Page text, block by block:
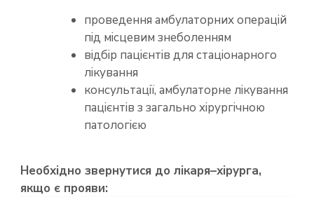
проведення амбулаторних операцій
під місцевим знеболенням
відбір пацієнтів для стаціонарного
лікування
консультації, амбулаторне лікування
пацієнтів з загально хірургічною
патологією
Необхідно звернутися до лікаря–хірурга,
якщо є прояви: